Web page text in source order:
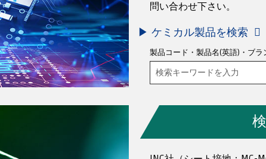
問い合わせ下さい。
ケミカル製品を検索
製品コード・製品名(英語)・ブラ
検
索
ワ
ー
ド